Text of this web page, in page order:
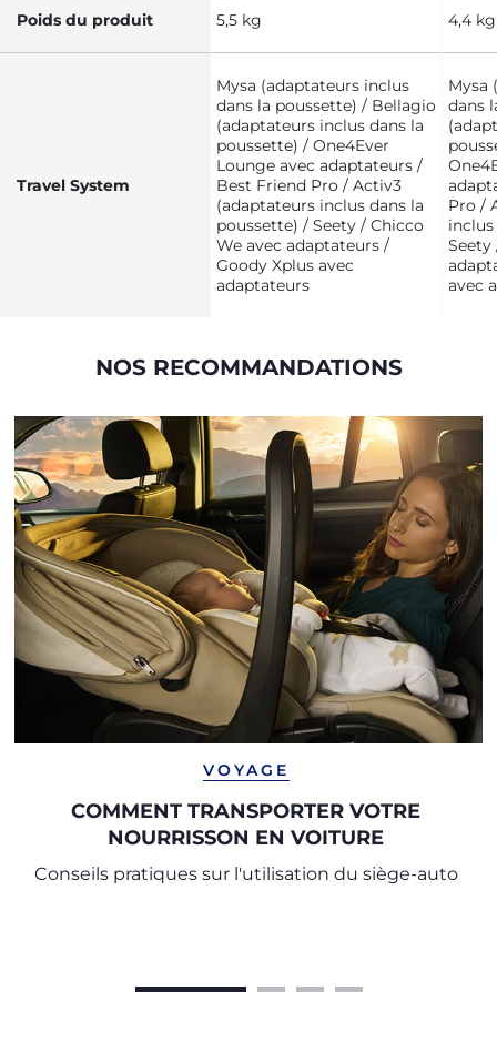
Poids du produit 5,5 kg 4,4 kg
Travel System
Mysa (adaptateurs inclus
dans la poussette) / Bellagio
(adaptateurs inclus dans la
poussette) / One4Ever
Lounge avec adaptateurs /
Best Friend Pro / Activ3
(adaptateurs inclus dans la
poussette) / Seety / Chicco
We avec adaptateurs /
Goody Xplus avec
adaptateurs
Mysa
dans
Pro /
Seety
avec
NOS RECOMMANDATIONS
VOYAGE
COMMENT TRANSPORTER VOTRE
NOURRISSON EN VOITURE
Conseils pratiques sur l'utilisation du siège-auto